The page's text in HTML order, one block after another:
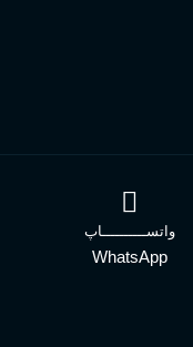
واتســــــــــاپ
WhatsApp